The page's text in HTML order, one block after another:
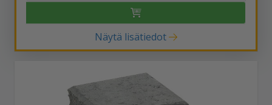
Näytä lisätiedot